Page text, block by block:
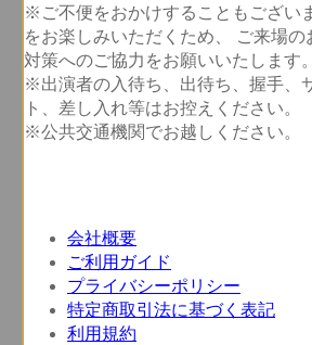
※ご不便をおかけすることもござい
をお楽しみいただくため、 ご来場
対策へのご協力をお願いいたします。
※出演者の入待ち、出待ち、握手、
ト、差し入れ等はお控えください。
※公共交通機関でお越しください。
会社概要
ご利用ガイド
プライバシーポリシー
特定商取引法に基づく表記
利用規約